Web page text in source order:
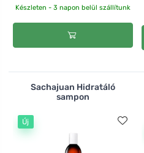
Készleten - 3 napon belül szállítunk
Sachajuan Hidratáló
sampon
Új